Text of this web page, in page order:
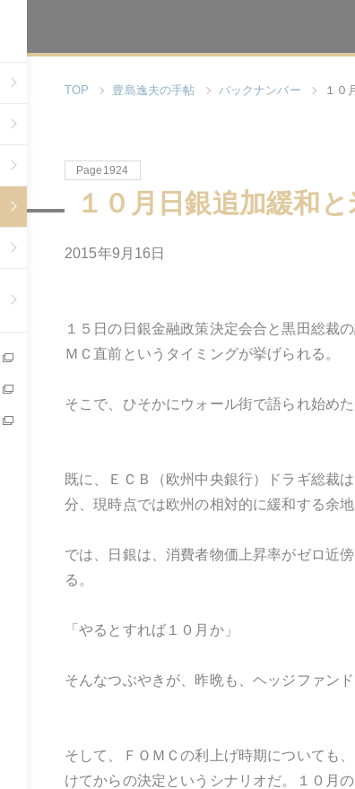
TOP 豊島逸夫の手帖 バックナンバー １０
Page1924
１０月日銀追加緩和
2015年9月16日
１５日の日銀金融政策決定会合と黒田総裁
ＭＣ直前というタイミングが挙げられる。
そこで、ひそかにウォール街で語られ始め
既に、ＥＣＢ（欧州中央銀行）ドラギ総裁
分、現時点では欧州の相対的に緩和する余
では、日銀は、消費者物価上昇率がゼロ近
る。
「やるとすれば１０月か」
そんなつぶやきが、昨晩も、ヘッジファン
そして、ＦＯＭＣの利上げ時期についても
けてからの決定というシナリオだ。１０月